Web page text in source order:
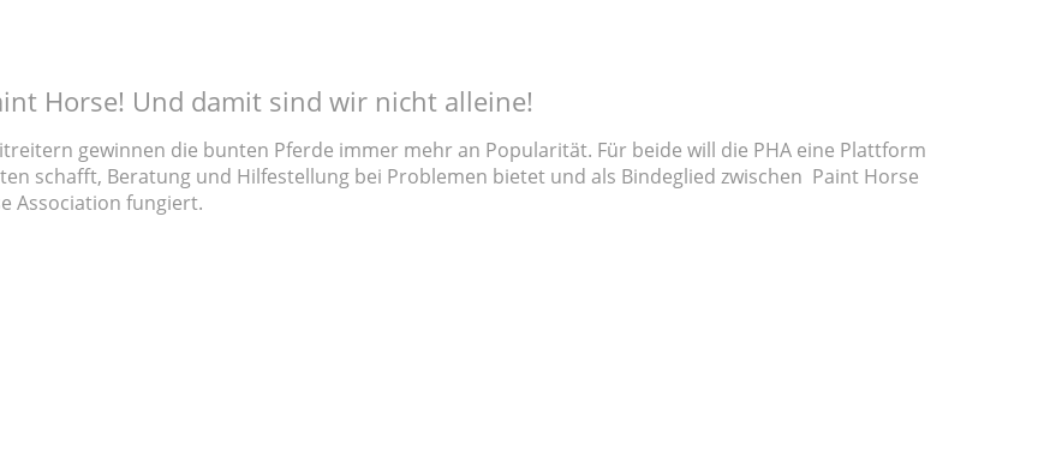
Horse! Und damit sind wir nicht alleine!
gewinnen die bunten Pferde immer mehr an Popularität. Für beide will die PHA eine Plattform
schafft, Beratung und Hilfestellung bei Problemen bietet und als Bindeglied zwischen Paint Horse
Association fungiert.